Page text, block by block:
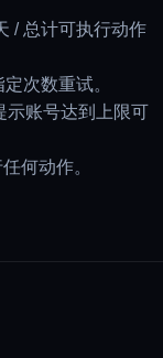
/ 总计可执行动作
次数重试。
账号达到上限可
何动作。